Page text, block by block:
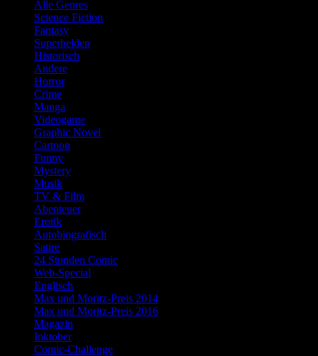
Alle Genres
Science Fiction
Fantasy
Superhelden
Historisch
Andere
Horror
Crime
Manga
Videogame
Graphic Novel
Cartoon
Funny
Mystery
Musik
TV & Film
Abenteuer
Erotik
Autobiografisch
Satire
24 Stunden Comic
Web-Special
Englisch
Max und Moritz-Preis 2014
Max und Moritz-Preis 2016
Magazin
Inktober
Comic-Challenge